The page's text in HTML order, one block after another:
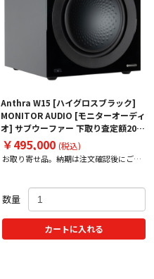
Anthra W15 [ハイグロスブラック]
MONITOR AUDIO [モニターオーディ
オ] サブウーファー 下取り査定額20%
アップ実施中！
￥495,000 (税込)
お取り寄せ品。納期は注文確認後にご案
数量
カートに入れる